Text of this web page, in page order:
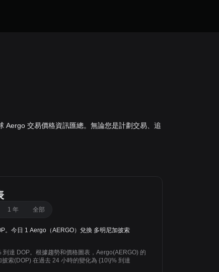
Aergo 交易價格資訊匯總。無論您是計劃交易、追
1 年 全部
。今日 1 Aergo（AERGO）兌換 多明尼加披索
達 DOP。根據趨勢和價格圖表，Aergo(AERGO) 的
索(DOP) 在過去 24 小時的變化為 {10\}% 到達